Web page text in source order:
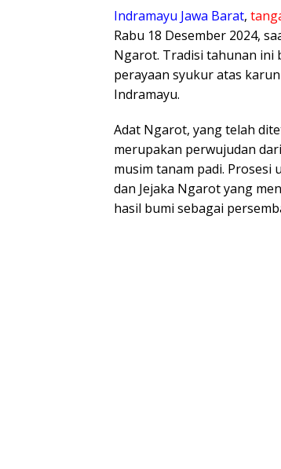
Indramayu Jawa Barat,
Rabu 18 Desember 2024,
Ngarot. Tradisi tahunan ini
perayaan syukur atas
Indramayu.
Adat Ngarot, yang telah
merupakan perwujudan
musim tanam padi. Prosesi
dan Jejaka Ngarot yang
hasil bumi sebagai